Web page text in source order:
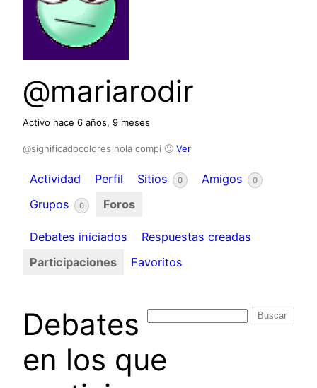
@mariarodir
Activo hace 6 años, 9 meses
@significadocolores hola compi 🙂 Ver
Actividad Perfil Sitios 0 Amigos 0
Grupos 0 Foros
Debates iniciados
Respuestas creadas
Participaciones
Favoritos
Debates
en los que